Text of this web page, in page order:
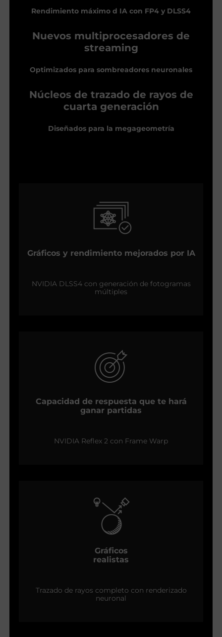
Rendimiento máximo d IA con FP4 y DLSS4
Nuevos multiprocesadores de
streaming
Optimizados para sombreadores neuronales
Núcleos de trazado de rayos de
cuarta generación
Diseñados para la megageometría
Gráficos y rendimiento mejorados por IA
NVIDIA DLSS4 con generación de fotogramas
múltiples
Capacidad de respuesta que te hará
ganar partidas
NVIDIA Reflex 2 con Frame Warp
Gráficos
realistas
Trazado de rayos completo con renderizado
neuronal